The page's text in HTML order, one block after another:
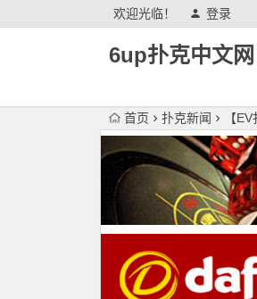
欢迎光临！ 登录
6up扑克中文网
首页 扑克新闻 【